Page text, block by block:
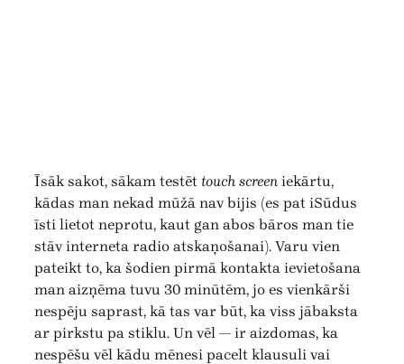
Īsāk sakot, sākam testēt touch screen iekārtu,
kādas man nekad mūžā nav bijis (es pat iSūdus
īsti lietot neprotu, kaut gan abos bāros man tie
stāv interneta radio atskaņošanai). Varu vien
pateikt to, ka šodien pirmā kontakta ievietošana
man aizņēma tuvu 30 minūtēm, jo es vienkārši
nespēju saprast, kā tas var būt, ka viss jābaksta
ar pirkstu pa stiklu. Un vēl — ir aizdomas, ka
nespēšu vēl kādu mēnesi pacelt klausuli vai